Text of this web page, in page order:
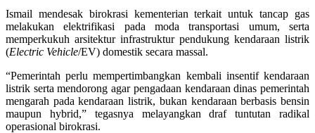
Ismail mendesak birokrasi kementerian terkait untuk tancap gas
melakukan elektrifikasi pada moda transportasi umum, serta
memperkukuh arsitektur infrastruktur pendukung kendaraan listrik
(Electric Vehicle/EV) domestik secara massal.
“Pemerintah perlu mempertimbangkan kembali insentif kendaraan
listrik serta mendorong agar pengadaan kendaraan dinas pemerintah
mengarah pada kendaraan listrik, bukan kendaraan berbasis bensin
maupun hybrid,” tegasnya melayangkan draf tuntutan radikal
operasional birokrasi.